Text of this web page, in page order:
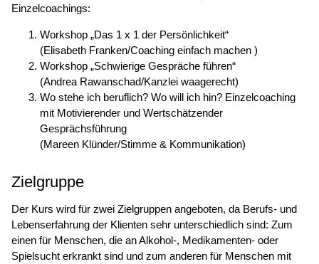
Einzelcoachings:
Workshop „Das 1 x 1 der Persönlichkeit“
(Elisabeth Franken/Coaching einfach machen )
Workshop „Schwierige Gespräche führen“
(Andrea Rawanschad/Kanzlei waagerecht)
Wo stehe ich beruflich? Wo will ich hin? Einzelcoaching
mit Motivierender und Wertschätzender
Gesprächsführung
(Mareen Klünder/Stimme & Kommunikation)
Zielgruppe
Der Kurs wird für zwei Zielgruppen angeboten, da Berufs- und
Lebenserfahrung der Klienten sehr unterschiedlich sind: Zum
einen für Menschen, die an Alkohol-, Medikamenten- oder
Spielsucht erkrankt sind und zum anderen für Menschen mit